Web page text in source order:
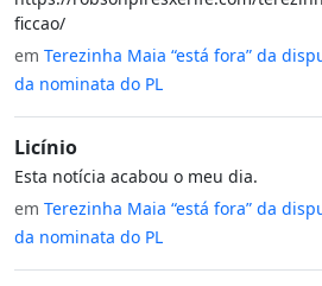
ficcao/
em Terezinha Maia “está fora” da
da nominata do PL
Licínio
Esta notícia acabou o meu dia.
em Terezinha Maia “está fora” da
da nominata do PL